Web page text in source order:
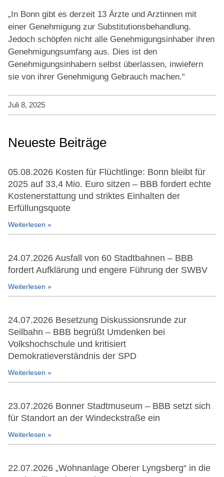
„In Bonn gibt es derzeit 13 Ärzte und Arztinnen mit
einer Genehmigung zur Substitutionsbehandlung.
Jedoch schöpfen nicht alle Genehmigungsinhaber ihren
Genehmigungsumfang aus. Dies ist den
Genehmigungsinhabern selbst überlassen, inwiefern
sie von ihrer Genehmigung Gebrauch machen.“
Juli 8, 2025
Neueste Beiträge
05.08.2026 Kosten für Flüchtlinge: Bonn bleibt für
2025 auf 33,4 Mio. Euro sitzen – BBB fordert echte
Kostenerstattung und striktes Einhalten der
Erfüllungsquote
Weiterlesen »
24.07.2026 Ausfall von 60 Stadtbahnen – BBB
fordert Aufklärung und engere Führung der SWBV
Weiterlesen »
24.07.2026 Besetzung Diskussionsrunde zur
Seilbahn – BBB begrüßt Umdenken bei
Volkshochschule und kritisiert
Demokratieverständnis der SPD
Weiterlesen »
23.07.2026 Bonner Stadtmuseum – BBB setzt sich
für Standort an der Windeckstraße ein
Weiterlesen »
22.07.2026 „Wohnanlage Oberer Lyngsberg“ in die